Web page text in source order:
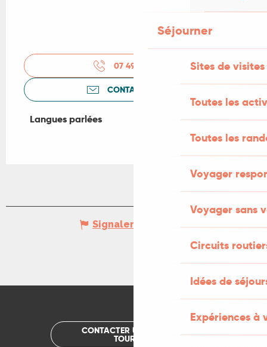
Séjourner
Sites de visites
Toutes les
Toutes les
Voyager
Voyager sans
Circuits
Idées de
Expériences à
07 49 49 10
CONTACTEZ-NOUS
Langues parlées
Langues parlées
Signaler une erreur
CONTACTER UN OFFICE DE
TOURISME